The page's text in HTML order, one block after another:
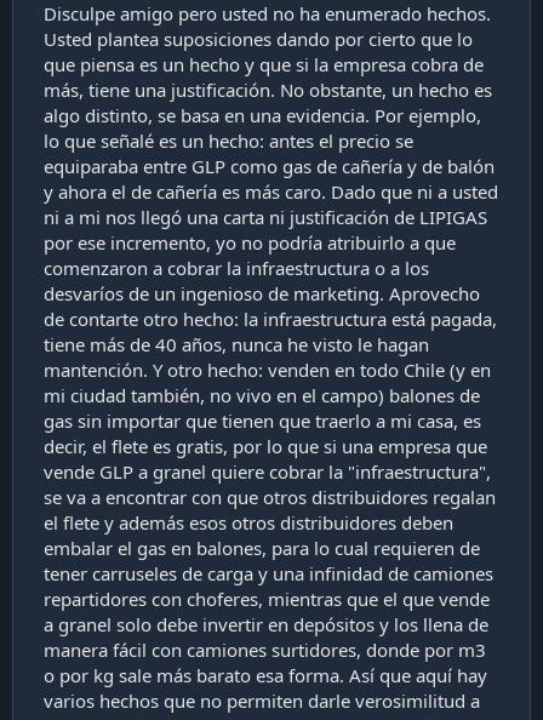
Disculpe amigo pero usted no ha enumerado hechos.
Usted plantea suposiciones dando por cierto que lo
que piensa es un hecho y que si la empresa cobra de
más, tiene una justificación. No obstante, un hecho es
algo distinto, se basa en una evidencia. Por ejemplo,
lo que señalé es un hecho: antes el precio se
equiparaba entre GLP como gas de cañería y de balón
y ahora el de cañería es más caro. Dado que ni a usted
ni a mi nos llegó una carta ni justificación de LIPIGAS
por ese incremento, yo no podría atribuirlo a que
comenzaron a cobrar la infraestructura o a los
desvaríos de un ingenioso de marketing. Aprovecho
de contarte otro hecho: la infraestructura está pagada,
tiene más de 40 años, nunca he visto le hagan
mantención. Y otro hecho: venden en todo Chile (y en
mi ciudad también, no vivo en el campo) balones de
gas sin importar que tienen que traerlo a mi casa, es
decir, el flete es gratis, por lo que si una empresa que
vende GLP a granel quiere cobrar la "infraestructura",
se va a encontrar con que otros distribuidores regalan
el flete y además esos otros distribuidores deben
embalar el gas en balones, para lo cual requieren de
tener carruseles de carga y una infinidad de camiones
repartidores con choferes, mientras que el que vende
a granel solo debe invertir en depósitos y los llena de
manera fácil con camiones surtidores, donde por m3
o por kg sale más barato esa forma. Así que aquí hay
varios hechos que no permiten darle verosimilitud a